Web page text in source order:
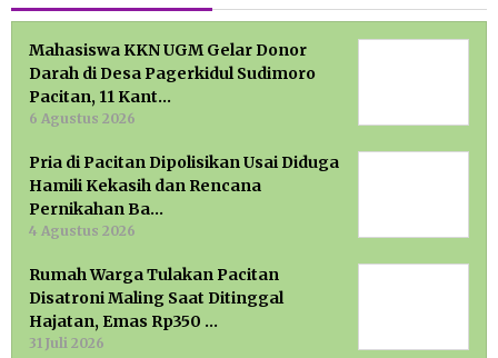
Mahasiswa KKN UGM Gelar Donor
Darah di Desa Pagerkidul Sudimoro
Pacitan, 11 Kant…
6 Agustus 2026
Pria di Pacitan Dipolisikan Usai Diduga
Hamili Kekasih dan Rencana
Pernikahan Ba…
4 Agustus 2026
Rumah Warga Tulakan Pacitan
Disatroni Maling Saat Ditinggal
Hajatan, Emas Rp350 …
31 Juli 2026